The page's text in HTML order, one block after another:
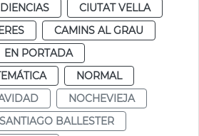
CIUTAT VELLA
CAMINS AL GRAU
EN PORTADA
NORMAL
NOCHEVIEJA
SANTIAGO BALLESTER